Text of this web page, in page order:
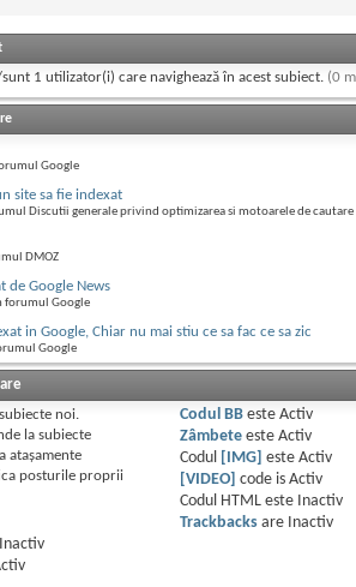
1 utilizator(i) care navighează în acest subiect. (0
Google
site sa fie indexat
Discutii generale privind optimizarea si motoarele de cautare
DMOZ
de Google News
forumul Google
in Google, Chiar nu mai stiu ce sa fac ce sa zic
Google
noi.
la subiecte
ataşamente
posturile proprii
Codul BBeste Activ
Zâmbeteeste Activ
Codul
[IMG] este Activ
[VIDEO] code is Activ
Codul HTML este
Inactiv
Trackbacksare
Inactiv
Inactiv